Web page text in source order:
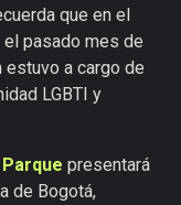
que en el
pasado mes de
estuvo a cargo de
LGBTI y
presentará
de Bogotá,